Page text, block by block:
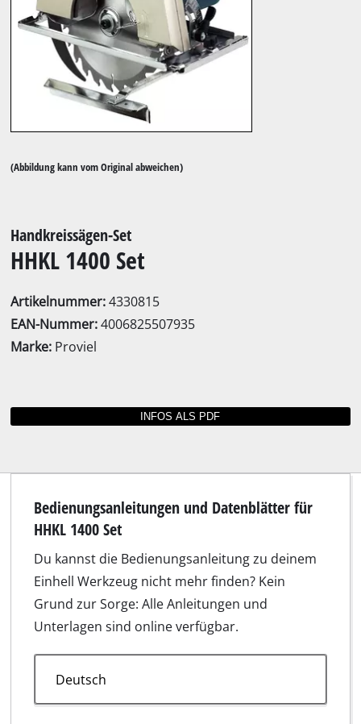
(Abbildung kann vom Original abweichen)
Handkreissägen-Set
HHKL 1400 Set
Artikelnummer:4330815
EAN-Nummer:4006825507935
Marke: Proviel
Bedienungsanleitungen und Datenblätter für
HHKL 1400 Set
Du kannst die Bedienungsanleitung zu deinem
Einhell Werkzeug nicht mehr finden? Kein
Grund zur Sorge: Alle Anleitungen und
Unterlagen sind online verfügbar.